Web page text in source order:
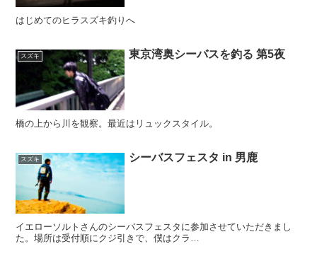
はじめてのヒラスズキ釣りへ
スズキ 東京湾奥シーバスを釣る 第5夜
橋の上から川を観察。最近はリュックスタイル。
スズキ シーバスフェスタ in 男鹿
イエローソルトさんのシーバスフェスタに参加させていただきまし
た。場所は受付順にクジ引きで、僕はクラ…